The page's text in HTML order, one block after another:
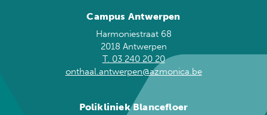
Campus Antwerpen
Harmoniestraat 68
2018 Antwerpen
T. 03 240 20 20
onthaal.antwerpen@azmonica.be
Polikliniek Blancefloer